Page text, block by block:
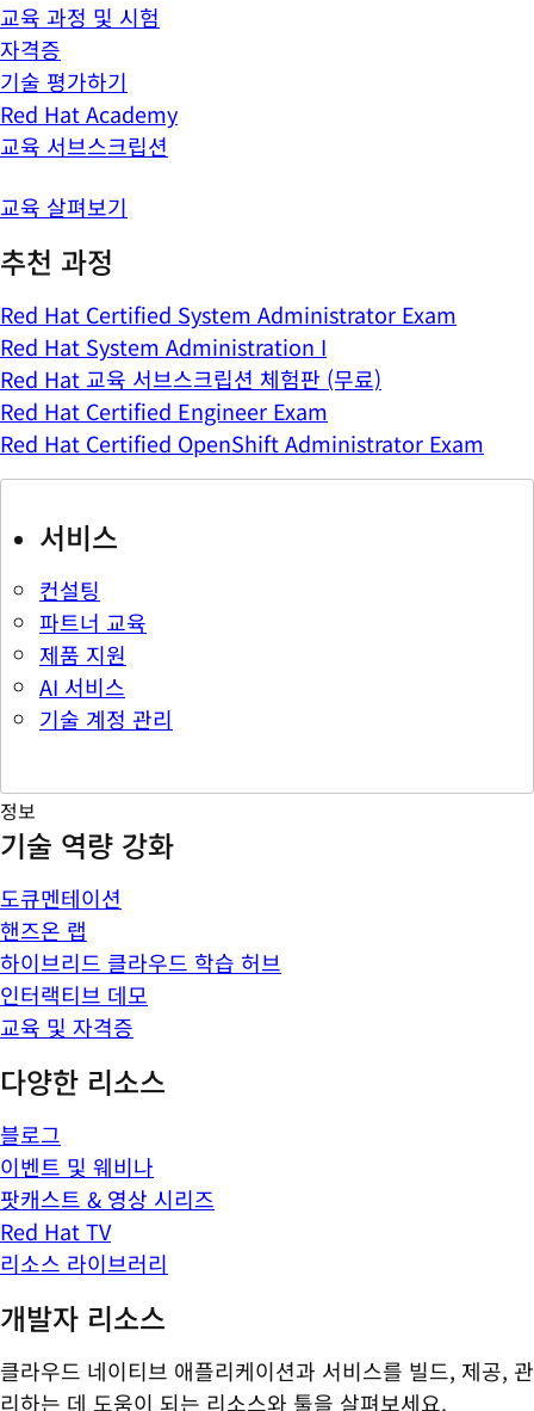
교육 과정 및 시험
자격증
기술 평가하기
Red Hat Academy
교육 서브스크립션
교육 살펴보기
추천 과정
Red Hat Certified System Administrator Exam
Red Hat System Administration I
Red Hat 교육 서브스크립션 체험판 (무료)
Red Hat Certified Engineer Exam
Red Hat Certified OpenShift Administrator Exam
서비스
컨설팅
파트너 교육
제품 지원
AI 서비스
기술 계정 관리
정보
기술 역량 강화
도큐멘테이션
핸즈온 랩
하이브리드 클라우드 학습 허브
인터랙티브 데모
교육 및 자격증
다양한 리소스
블로그
이벤트 및 웨비나
팟캐스트 & 영상 시리즈
Red Hat TV
리소스 라이브러리
개발자 리소스
클라우드 네이티브 애플리케이션과 서비스를 빌드, 제공, 관
리하는 데 도움이 되는 리소스와 툴을 살펴보세요.